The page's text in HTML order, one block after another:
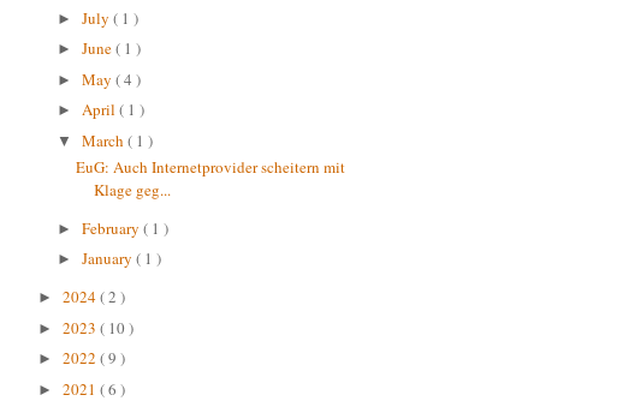
► July ( 1 )
► June( 1 )
► May ( 4 )
► April ( 1 )
▼ March ( 1 )
EuG: Auch Internetprovider scheitern mit
Klage geg...
► February ( 1 )
► January ( 1 )
► 2024( 2 )
► 2023 ( 10 )
► 2022 ( 9 )
► 2021 ( 6 )